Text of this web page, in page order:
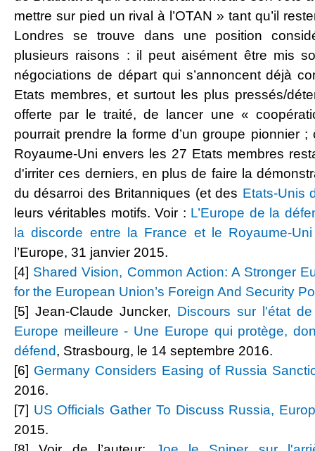
mettre sur pied un rival à l’OTAN » tant qu’il
Londres se trouve dans une position
plusieurs raisons : il peut aisément être mis
négociations de départ qui s’annoncent déjà
Etats membres, et surtout les plus pressés/
offerte par le traité, de lancer une «
pourrait prendre la forme d’un groupe pionnier
Royaume-Uni envers les 27 Etats membres
d'irriter ces derniers, en plus de faire la
du désarroi des Britanniques (et des Etats-Unis
leurs véritables motifs. Voir : L’Europe de la
la discorde entre la France et le Royaume-
l’Europe, 31 janvier 2015.
[4] Shared Vision, Common Action: A Stronger
for the European Union’s Foreign And Security
[5] Jean-Claude Juncker, Discours sur l'état
Europe meilleure - Une Europe qui protège,
défend, Strasbourg, le 14 septembre 2016.
[6] Germany Considers Easing of Russia
2016.
[7] US Officials Gather To Discuss Russia,
2015.